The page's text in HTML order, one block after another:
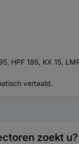
HPF 195, KX 15,
vertaald.
zoekt u?